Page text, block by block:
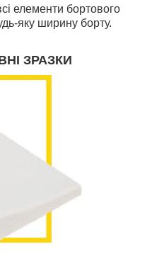
елементи бортового
яку ширину борту.
ЗРАЗКИ